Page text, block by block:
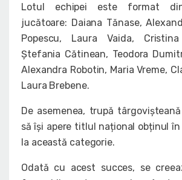
Lotul echipei este format
jucătoare: Daiana Tănase,
Popescu, Laura Vaida, Cristina
Ștefania Cătinean, Teodora
Alexandra Robotin, Maria Vreme,
Laura Brebene.
De asemenea, trupă
să își apere titlul național obținul
la această categorie.
Odată cu acest succes, se